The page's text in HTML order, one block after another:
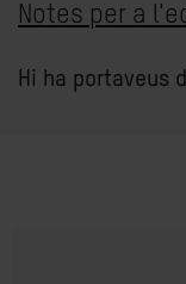
Notes per a
Hi ha portaveus